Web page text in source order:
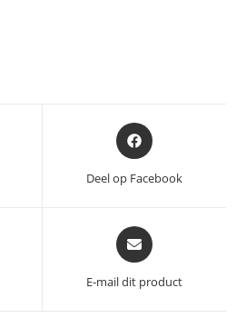
Opent
in
nieuw
Deel op Facebook
Opent
in
een
nieuw
E-mail dit product